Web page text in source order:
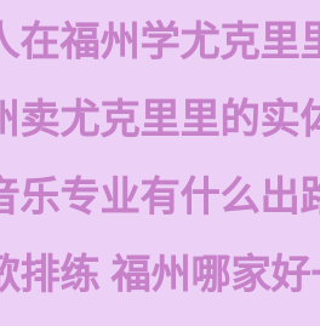
在福州学尤克里
卖尤克里里的实
乐专业有什么出
排练 福州哪家